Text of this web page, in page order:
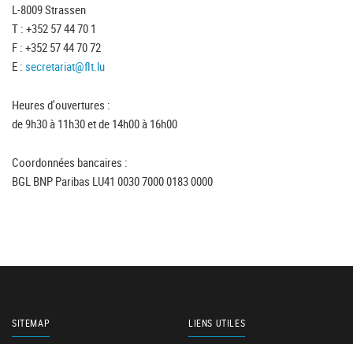
L-8009 Strassen
T : +352 57 44 70 1
F : +352 57 44 70 72
E : secretariat@flt.lu
Heures d'ouvertures :
de 9h30 à 11h30 et de 14h00 à 16h00
Coordonnées bancaires :
BGL BNP Paribas LU41 0030 7000 0183 0000
SITEMAP LIENS UTILES